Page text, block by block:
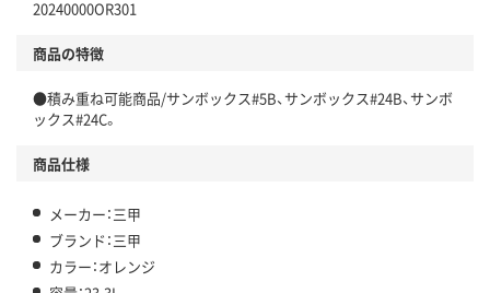
20240000OR301
商品の特徴
●積み重ね可能商品/サンボックス#5B、サンボックス#24B、サンボ
ックス#24C。
商品仕様
メーカー：三甲
ブランド：三甲
カラー：オレンジ